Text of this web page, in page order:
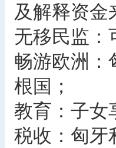
及解释资金
无移民监：
畅游欧洲：
根国；
教育：子女
税收：匈牙